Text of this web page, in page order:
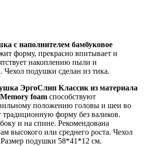
с наполнителем бамбуковое
форму, прекрасно впитывает и
накоплению пыли и
Чехол подушки сделан из тика.
ЭргоСлип Классик из материала
foam способствуют
положению головы и шеи во
традиционную форму без валиков.
и на спине. Рекомендована
высокого или среднего роста. Чехол
подушки 58*41*12 см.